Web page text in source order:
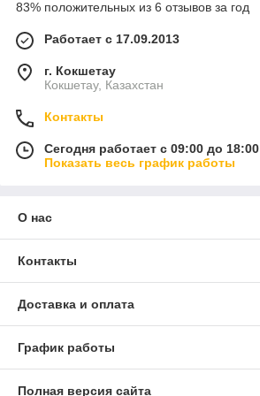
83% положительных из 6 отзывов за год
Работает с 17.09.2013
г. Кокшетау
Кокшетау, Казахстан
Контакты
Сегодня работает с 09:00 до 18:00
Показать весь график работы
О нас
Контакты
Доставка и оплата
График работы
Полная версия сайта